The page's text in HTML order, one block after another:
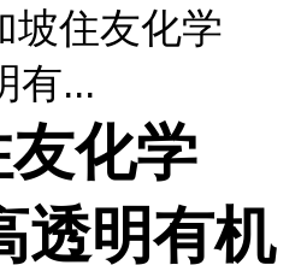
坡住友化学
有...
化学
透明有机